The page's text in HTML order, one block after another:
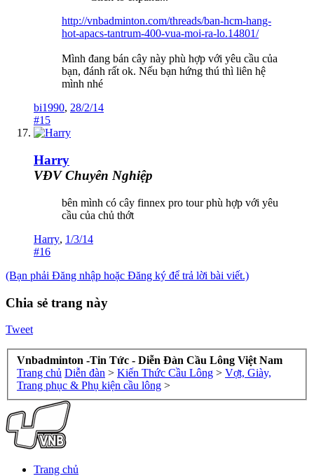
http://vnbadminton.com/threads/ban-hcm-hang-
hot-apacs-tantrum-400-vua-moi-ra-lo.14801/
Mình đang bán cây này phù hợp với yêu cầu của
bạn, đánh rất ok. Nếu bạn hứng thú thì liên hệ
mình nhé
bi1990, 28/2/14
#15
Harry
VĐV Chuyên Nghiệp
bên mình có cây finnex pro tour phù hợp với yêu
cầu của chủ thớt
Harry, 1/3/14
#16
(Bạn phải Đăng nhập hoặc Đăng ký để trả lời bài viết.)
Chia sẻ trang này
Tweet
Vnbadminton -Tin Tức - Diễn Đàn Cầu Lông Việt Nam
Trang chủ Diễn đàn > Kiến Thức Cầu Lông > Vợt, Giày,
Trang phục & Phụ kiện cầu lông >
Trang chủ